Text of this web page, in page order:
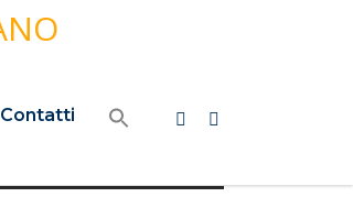
Contatti